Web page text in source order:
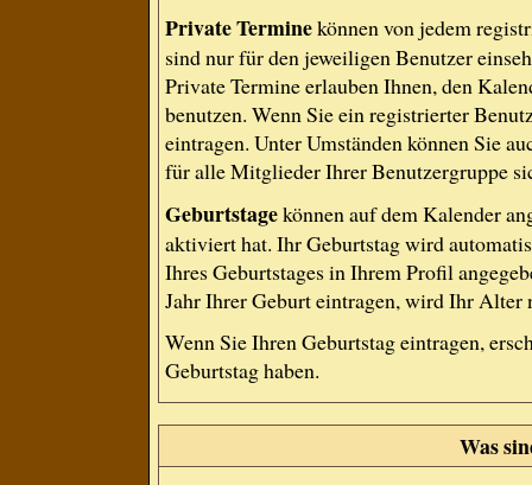
Private Terminekönnen von jedem
sind nur für den jeweiligen Benutzer
Private Termine erlauben Ihnen, den
benutzen. Wenn Sie ein registrierter
eintragen. Unter Umständen können Sie
für alle Mitglieder Ihrer Benutzergruppe
Geburtstagekönnen auf dem Kalender
aktiviert hat. Ihr Geburtstag wird
Ihres Geburtstages in Ihrem Profil
Jahr Ihrer Geburt eintragen, wird Ihr Alter
Wenn Sie Ihren Geburtstag eintragen,
Geburtstag haben.
Was